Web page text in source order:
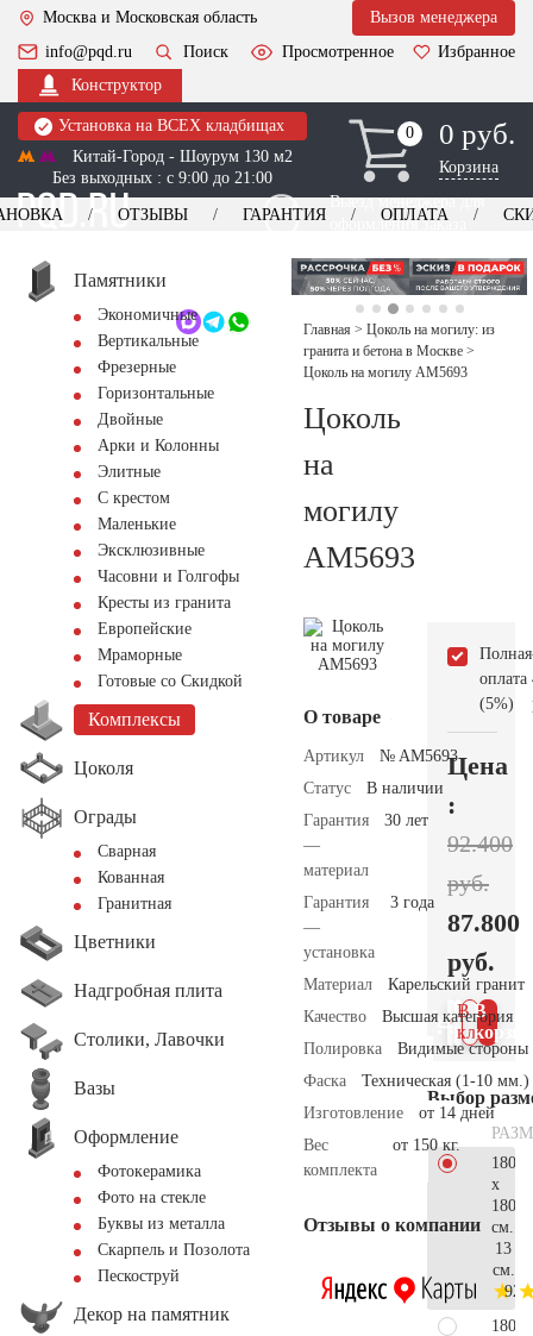
Москва и Московская область
Вызов менеджера
info@pqd.ru
Поиск Просмотренное
Избранное
Конструктор
Установка на ВСЕХ кладбищах
Китай-Город - Шоурум 130 м2
Без выходных : с 9:00 до 21:00
0
0 0 руб.
Корзина
Выезд менеджера для
оформления заказа
+7 (495) 518-44-23
Обратный звонок
ОТЗЫВЫ ГАРАНТИЯ ОПЛАТА
Памятники
Экономичные
Вертикальные
Фрезерные
Горизонтальные
Двойные
Арки и Колонны
Элитные
С крестом
Маленькие
Эксклюзивные
Часовни и Голгофы
Кресты из гранита
Европейские
Мраморные
Готовые со Скидкой
Комплексы
Цоколя
Ограды
Сварная
Кованная
Гранитная
Цветники
Надгробная плита
Столики, Лавочки
Вазы
Оформление
Фотокерамика
Фото на стекле
Буквы из металла
Скарпель и Позолота
Пескоструй
Декор на памятник
Главная > Цоколь на могилу: из
гранита и бетона в Москве >
Цоколь на могилу AM5693
Цоколь
на
могилу
AM5693
О товаре
Артикул
№ AM5693
Статус
В наличии
Гарантия
—
материал
30 лет
Гарантия
—
установка
3 года
Материал
Карельский гранит
Качество
Высшая категория
Полировка
Видимые стороны
Фаска
Техническая (1-10 мм.)
Изготовление
от 14 дней
Вес
комплекта
от 150 кг.
Отзывы о компании
Полная
оплата
(5%)
Цена
:
92.400
руб.
87.800
руб.
В
В 1
клик
Выбор
180
x
180
см.
13
см.
180